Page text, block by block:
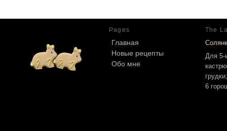
Pages
Главная
Новые рецепты
Обо мне
The
Для 5-
6